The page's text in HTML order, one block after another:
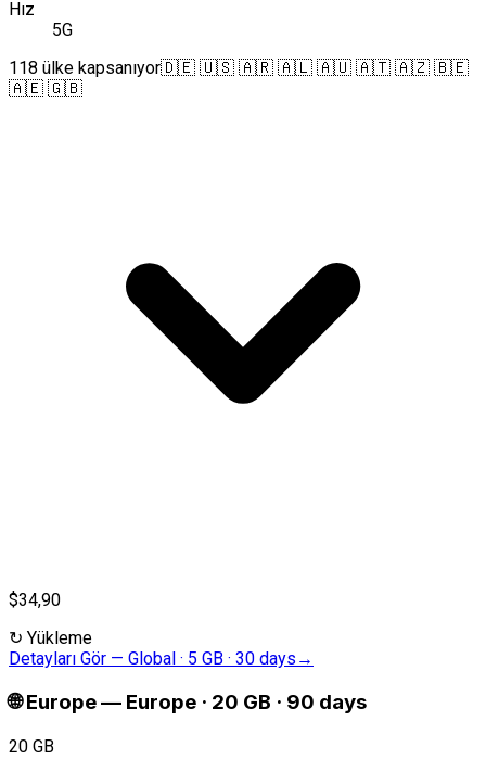
Hız
5G
118 ülke kapsanıyor🇩🇪 🇺🇸 🇦🇷 🇦🇱 🇦🇺 🇦🇹 🇦🇿 🇧🇪
🇦🇪 🇬🇧
$34,90
↻ Yükleme
Detayları Gör — Global · 5 GB · 30 days →
🌐 Europe— Europe · 20 GB · 90 days
20 GB